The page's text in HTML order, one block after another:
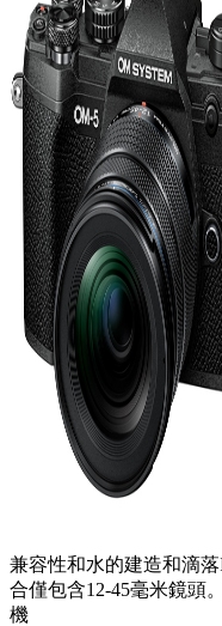
兼容性和水的建造和滴
合僅包含12-45毫米鏡頭
機